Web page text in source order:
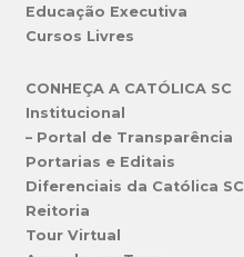
Educação Executiva
Cursos Livres
CONHEÇA A CATÓLICA SC
Institucional
– Portal de Transparência
Portarias e Editais
Diferenciais da Católica SC
Reitoria
Tour Virtual